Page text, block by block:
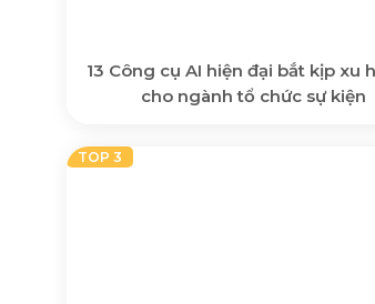
13 Công cụ AI hiện đại bắt kịp xu
cho ngành tổ chức sự kiện